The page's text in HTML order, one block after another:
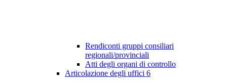
Rendiconti gruppi consiliari
regionali/provinciali
Atti degli organi di controllo
Articolazione degli uffici 6